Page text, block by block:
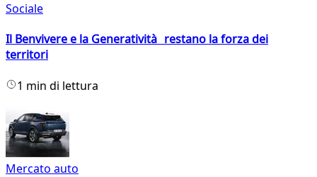
Sociale
Il Benvivere e la Generatività restano la forza dei
territori
1 min di lettura
Mercato auto